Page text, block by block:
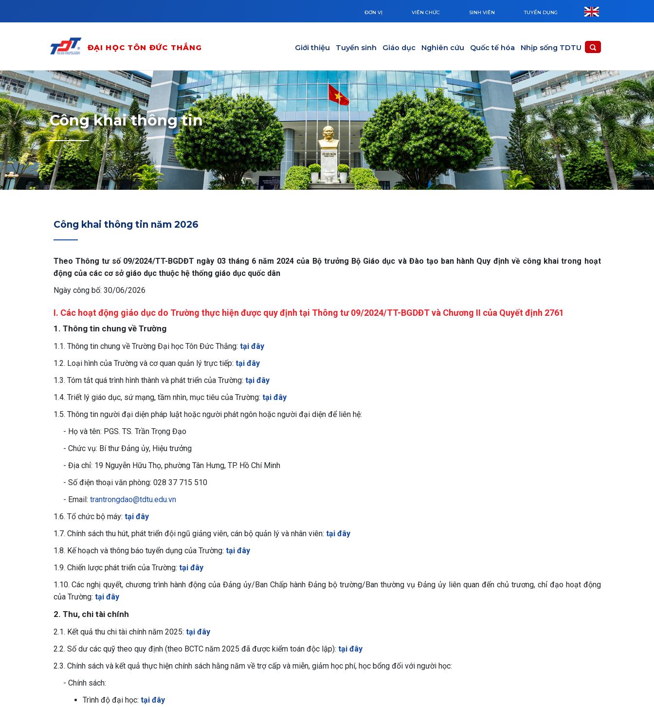
ĐƠN VỊ VIÊN CHỨC SINH VIÊN TUYỂN DỤNG
ĐẠI HỌC TÔN ĐỨC THẮNG Giới thiệu Tuyển sinh Giáo dục Nghiên cứu Quốc tế hóa Nhịp sống TDTU
Công khai thông tin
Công khai thông tin năm 2026
Theo Thông tư số 09/2024/TT-BGDĐT ngày 03 tháng 6 năm 2024 của Bộ trưởng Bộ Giáo dục và Đào tạo ban hành Quy định về công khai trong hoạt
động của các cơ sở giáo dục thuộc hệ thống giáo dục quốc dân
Ngày công bố: 30/06/2026
I. Các hoạt động giáo dục do Trường thực hiện được quy định tại Thông tư 09/2024/TT-BGDĐT và Chương II của Quyết định 2761
1. Thông tin chung về Trường
1.1. Thông tin chung về Trường Đại học Tôn Đức Thắng: tại đây
1.2. Loại hình của Trường và cơ quan quản lý trực tiếp: tại đây
1.3. Tóm tắt quá trình hình thành và phát triển của Trường: tại đây
1.4. Triết lý giáo dục, sứ mạng, tầm nhìn, mục tiêu của Trường: tại đây
1.5. Thông tin người đại diện pháp luật hoặc người phát ngôn hoặc người đại diện để liên hệ:
- Họ và tên: PGS. TS. Trần Trọng Đạo
- Chức vụ: Bí thư Đảng ủy, Hiệu trưởng
- Địa chỉ: 19 Nguyễn Hữu Thọ, phường Tân Hưng, TP. Hồ Chí Minh
- Số điện thoại văn phòng: 028 37 715 510
- Email: trantrongdao@tdtu.edu.vn
1.6. Tổ chức bộ máy: tại đây
1.7. Chính sách thu hút, phát triển đội ngũ giảng viên, cán bộ quản lý và nhân viên: tại đây
1.8. Kế hoạch và thông báo tuyển dụng của Trường: tại đây
1.9. Chiến lược phát triển của Trường: tại đây
1.10. Các nghị quyết, chương trình hành động của Đảng ủy/Ban Chấp hành Đảng bộ trường/Ban thường vụ Đảng ủy liên quan đến chủ trương, chỉ đạo hoạt động
của Trường: tại đây
2. Thu, chi tài chính
2.1. Kết quả thu chi tài chính năm 2025: tại đây
2.2. Số dư các quỹ theo quy định (theo BCTC năm 2025 đã được kiểm toán độc lập): tại đây
2.3. Chính sách và kết quả thực hiện chính sách hằng năm về trợ cấp và miễn, giảm học phí, học bổng đối với người học:
- Chính sách:
Trình độ đại học: tại đây